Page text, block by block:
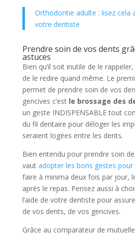
Orthodontie adulte : lisez cela
votre dentiste
Prendre soin de vos dents
astuces
Bien qu’il soit inutile de le
de le redire quand même. Le
permet de prendre soin de vos
gencives c’est le brossage des
un geste INDISPENSABLE tout
du fil dentaire pour déloger les
seraient logées entre les dents.
Bien entendu pour prendre soin
vaut adopter les bons gestes pour
faire à minima deux fois par jour,
après le repas. Pensez aussi à
l’aide de votre dentiste pour
de vos dents, de vos gencives.
Grâce au comparateur de